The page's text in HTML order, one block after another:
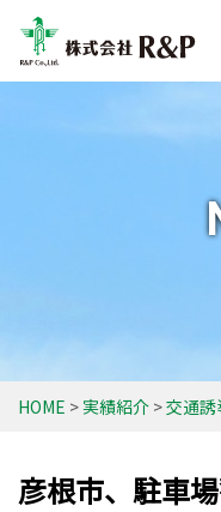
HOME 実績紹介 交通
彦根市、駐車